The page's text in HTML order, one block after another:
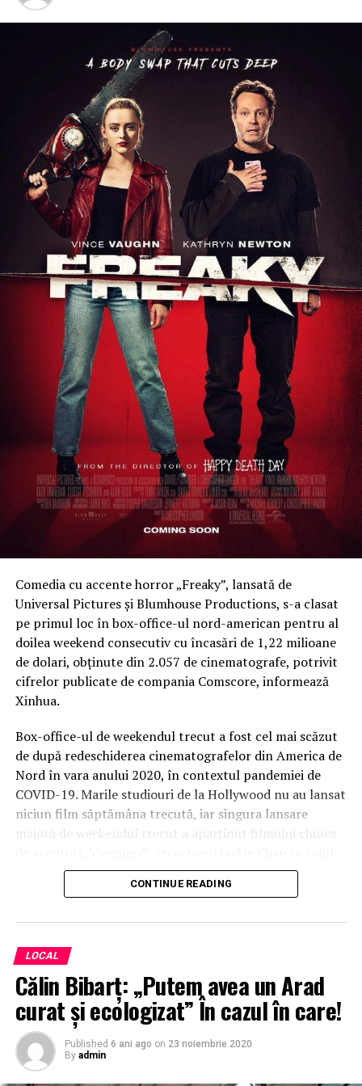
investiție facilitează accesul la Tabăra de la Căsoaia și la
alte obiective turistice din zonă.
Proiectul este finanțat prin programul național „Anghel
Saligny,” valoarea totală a lucrărilor ridicându-se la
35.775.340,81 lei, din care 35.341.686,65 lei provin de la
bugetul de stat, iar 433.654,16 lei reprezintă
cofinanțarea Consiliului Județean Arad (TVA inclusă).
Lucrările sunt planificate să se finalizeze în acest an.
Promovarea patrimoniului natural și
cultural
„Căsoaia nu este doar o tabără pentru elevi și tineret, ci
și un punct important pentru turismul arădean.
Găzduiește Parcul de sculpturi monumentale, un
obiectiv de importanță națională, și este un centru al
traseelor montane care fac legătura cu alte repere
turistice, cum ar fi cetățile Șiria și Șoimoș. Investițiile în
infrastructură reprezintă un pas esențial în promovarea
acestui patrimoniu natural și cultural,” a adăugat Sergiu
Bîlcea.
Comedia cu accente horror „Freaky”, lansată de
Universal Pictures şi Blumhouse Productions, s-a clasat
pe primul loc în box-office-ul nord-american pentru al
doilea weekend consecutiv cu încasări de 1,22 milioane
de dolari, obţinute din 2.057 de cinematografe, potrivit
cifrelor publicate de compania Comscore, informează
Xinhua.
Box-office-ul de weekendul trecut a fost cel mai scăzut
de după redeschiderea cinematografelor din America de
Nord în vara anului 2020, în contextul pandemiei de
COVID-19. Marile studiouri de la Hollywood nu au lansat
niciun film săptămâna trecută, iar singura lansare
majoră de weekendul trecut a aparţinut filmului chinez
principal.
de dolari după 10 zile de proiecţii în America de
Nord.
Regizat de Christopher Landon şi avându-i în rolurile
principale pe actorii Vince Vaughn şi Kathryn Newton,
acest film, realizat cu un buget de producţie de doar 6
milioane de dolari, spune povestea unei adolescente de
17 ani care face fără voia ei schimb de trupuri cu un
CONTINUE READING
LOCAL
Călin Bibarț: „Putem avea un Arad
curat şi ecologizat” În cazul în care!
Published 6 ani ago on 23 noiembrie 2020
By admin